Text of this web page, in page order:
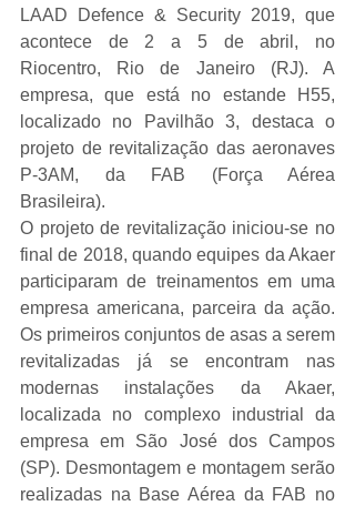
LAAD Defence & Security 2019, que
acontece de 2 a 5 de abril, no
Riocentro, Rio de Janeiro (RJ). A
empresa, que está no estande H55,
localizado no Pavilhão 3, destaca o
projeto de revitalização das aeronaves
P-3AM, da FAB (Força Aérea
Brasileira).
O projeto de revitalização iniciou-se no
final de 2018, quando equipes da Akaer
participaram de treinamentos em uma
empresa americana, parceira da ação.
Os primeiros conjuntos de asas a serem
revitalizadas já se encontram nas
modernas instalações da Akaer,
localizada no complexo industrial da
empresa em São José dos Campos
(SP). Desmontagem e montagem serão
realizadas na Base Aérea da FAB no